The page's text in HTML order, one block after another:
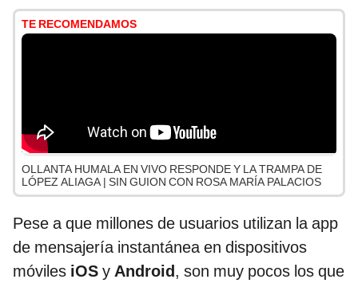
TE RECOMENDAMOS
OLLANTA HUMALA EN VIVO RESPONDE Y LA TRAMPA DE
LÓPEZ ALIAGA | SIN GUION CON ROSA MARÍA PALACIOS
Pese a que millones de usuarios utilizan la app
de mensajería instantánea en dispositivos
móviles iOS y Android, son muy pocos los que